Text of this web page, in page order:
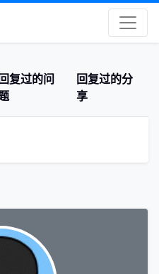
回复过的问
回复过的分
享